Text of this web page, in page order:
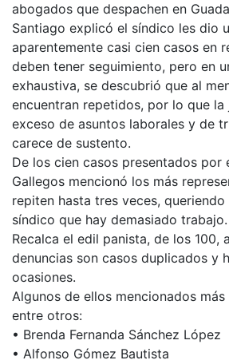
abogados que despachen en
Santiago explicó el síndico les dio
aparentemente casi cien casos en
deben tener seguimiento, pero en
exhaustiva, se descubrió que al
encuentran repetidos, por lo que
exceso de asuntos laborales y de
carece de sustento.
De los cien casos presentados por
Gallegos mencionó los más
repiten hasta tres veces,
síndico que hay demasiado trabajo.
Recalca el edil panista, de los 100,
denuncias son casos duplicados y
ocasiones.
Algunos de ellos mencionados
entre otros:
• Brenda Fernanda Sánchez López
• Alfonso Gómez Bautista